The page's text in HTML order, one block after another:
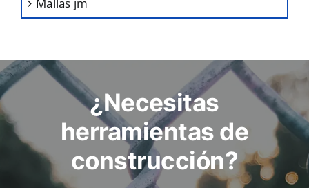
mallas jm
¿Necesitas
herramientas de
construcción?